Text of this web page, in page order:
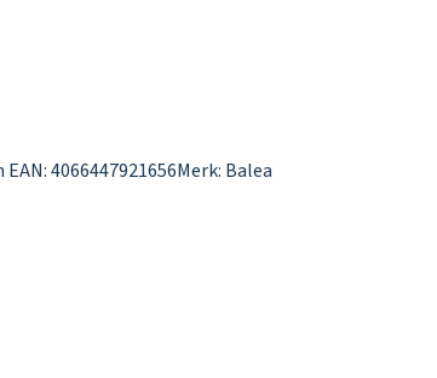
EAN: 4066447921656Merk: Balea